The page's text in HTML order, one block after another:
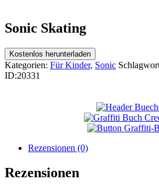
Sonic Skating
Kostenlos herunterladen
Kategorien: Für Kinder, Sonic
ID:20331
Rezensionen (0)
Rezensionen